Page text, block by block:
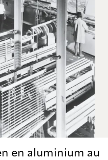
en aluminium au